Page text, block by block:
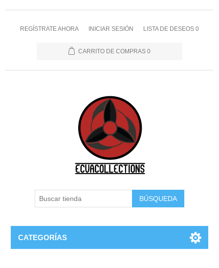
REGÍSTRATE AHORA INICIAR SESIÓN LISTA DE DESEOS 0
CARRITO DE COMPRAS 0
BÚSQUEDA
CATEGORÍAS